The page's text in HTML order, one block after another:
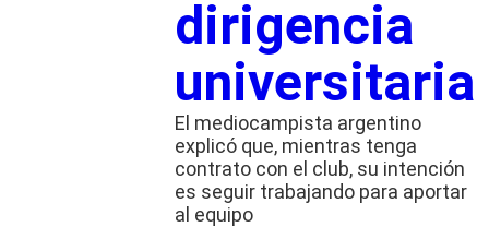
dirigencia
universitaria
El mediocampista argentino
explicó que, mientras tenga
contrato con el club, su intención
es seguir trabajando para aportar
al equipo